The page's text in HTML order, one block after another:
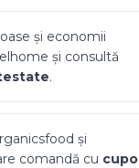
și economii
și consultă
.
și
comandă cu